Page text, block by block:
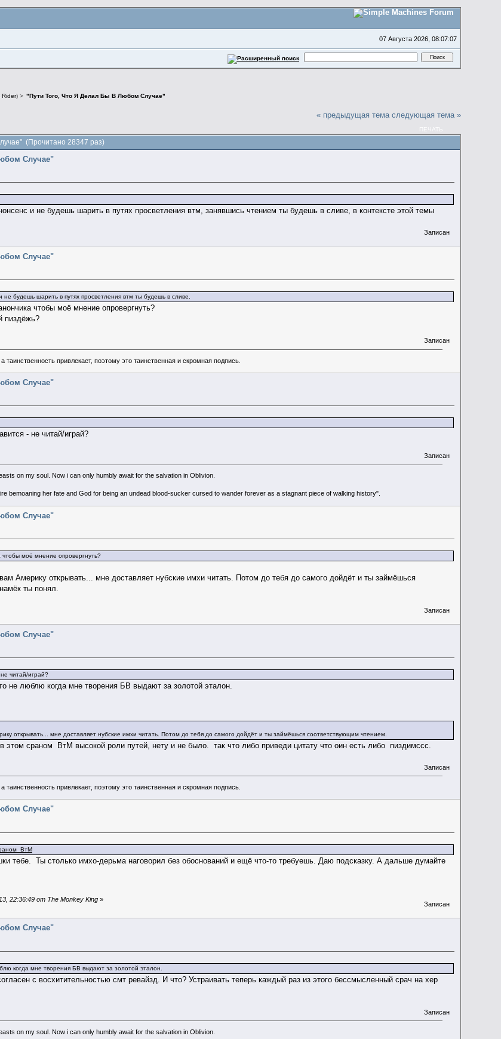
07 Августа 2026, 08:07:07
Rider) > "Пути Того, Что Я Делал Бы В Любом Случае"
« предыдущая тема следующая тема »
ПЕЧАТЬ
(Прочитано 28347 раз)
Случае"
и не будешь шарить в путях просветления втм, занявшись чтением ты будешь в сливе, в контексте этой темы
Записан
Случае"
не будешь шарить в путях просветления втм ты будешь в сливе.
чтобы моё мнение опровергнуть?
пиздёжь?
Записан
таинственность привлекает, поэтому это таинственная и скромная подпись.
Случае"
- не читай/играй?
Записан
on my soul. Now i can only humbly await for the salvation in Oblivion.
bemoaning her fate and God for being an undead blood-sucker cursed to wander forever as a stagnant piece of walking history".
Случае"
моё мнение опровергнуть?
Америку открывать... мне доставляет нубские имхи читать. Потом до тебя до самого дойдёт и ты займёшься
ты понял.
Записан
Случае"
читай/играй?
не люблю когда мне творения БВ выдают за золотой эталон.
открывать... мне доставляет нубские имхи читать. Потом до тебя до самого дойдёт и ты займёшься соответствующим чтением.
этом сраном ВтМ высокой роли путей, нету и не было. так что либо приведи цитату что оин есть либо пиздимссс.
Записан
таинственность привлекает, поэтому это таинственная и скромная подпись.
Случае"
ВтМ
тебе. Ты столько имхо-дерьма наговорил без обоснований и ещё что-то требуешь. Даю подсказку. А дальше думайте
22:36:49 от The Monkey King»
Записан
Случае"
когда мне творения БВ выдают за золотой эталон.
с восхитительностью смт ревайзд. И что? Устраивать теперь каждый раз из этого бессмысленный срач на хер
Записан
on my soul. Now i can only humbly await for the salvation in Oblivion.